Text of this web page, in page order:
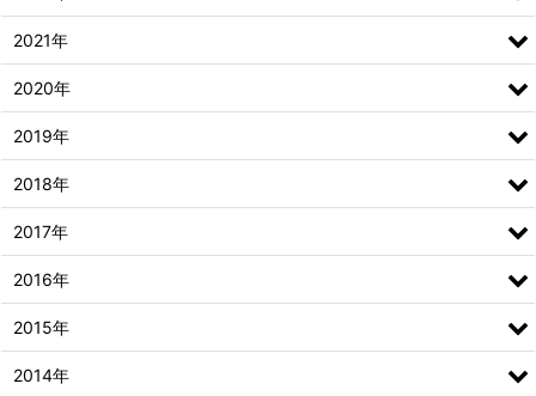
2021年
2020年
2019年
2018年
2017年
2016年
2015年
2014年